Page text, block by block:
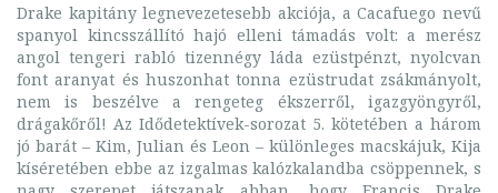
Drake kapitány legnevezetesebb akciója, a Cacafuego nevű
spanyol kincsszállító hajó elleni támadás volt: a merész
angol tengeri rabló tizennégy láda ezüstpénzt, nyolcvan
font aranyat és huszonhat tonna ezüstrudat zsákmányolt,
nem is beszélve a rengeteg ékszerről, igazgyöngyről,
drágakőről! Az Idődetektívek-sorozat 5. kötetében a három
jó barát – Kim, Julian és Leon – különleges macskájuk, Kija
kíséretében ebbe az izgalmas kalózkalandba csöppennek, s